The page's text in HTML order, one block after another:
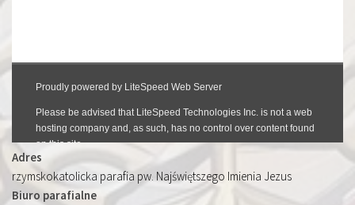
Adres
rzymskokatolicka parafia pw. Najświętszego Imienia Jezus
Biuro parafialne